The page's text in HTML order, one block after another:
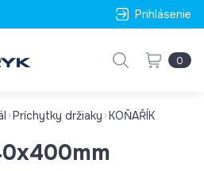
Prihlásenie
0
Príchytky držiaky KOŇAŘÍK